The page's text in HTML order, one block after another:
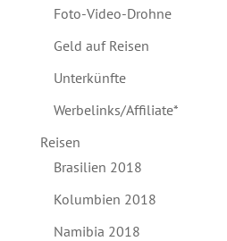
Foto-Video-Drohne
Geld auf Reisen
Unterkünfte
Werbelinks/Affiliate*
Reisen
Brasilien 2018
Kolumbien 2018
Namibia 2018